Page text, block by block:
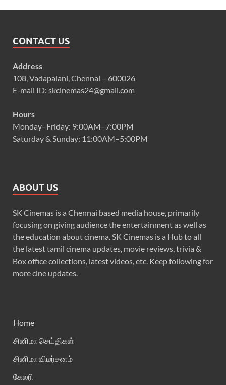
CONTACT US
Address
108, Vadapalani, Chennai – 600026
E-mail ID: skcinemas24@gmail.com
Hours
Monday–Friday: 9:00AM–7:00PM
Saturday & Sunday: 11:00AM–5:00PM
ABOUT US
SK Cinemas is a Chennai based media house, primarily
focusing on giving audience the entertainment as well as
the education about cinema. SK Cinemas is a Hub to all
the latest tamil cinema updates, movie reviews, trivia &
Box office collections, latest videos, etc. Keep following for
more cine updates.
Home
சினிமா செய்திகள்
சினிமா விமர்சனம்
கேலரி